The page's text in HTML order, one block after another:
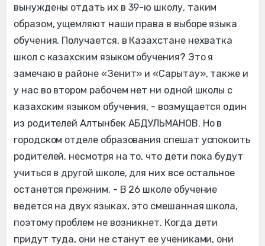
вынуждены отдать их в 39-ю школу, таким
образом, ущемляют наши права в выборе языка
обучения. Получается, в Казахстане нехватка
школ с казахским языком обучения? Это я
замечаю в районе «Зенит» и «Сарытау», также и
у нас во втором рабочем нет ни одной школы с
казахским языком обучения, - возмущается один
из родителей Алтынбек АБДУЛЬМАНОВ. Но в
городском отделе образования спешат успокоить
родителей, несмотря на то, что дети пока будут
учиться в другой школе, для них все остальное
останется прежним. - В 26 школе обучение
ведется на двух языках, это смешанная школа,
поэтому проблем не возникнет. Когда дети
придут туда, они не станут ее учениками, они